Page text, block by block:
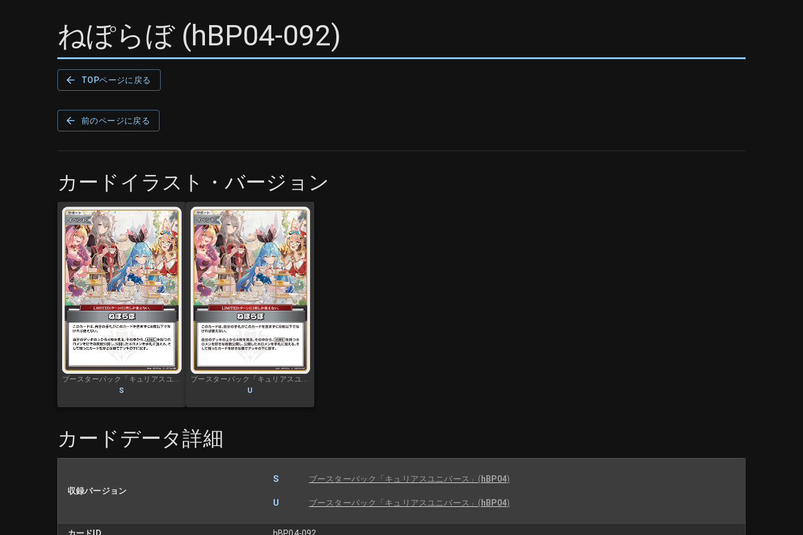
ねぽらぼ(hBP04-092)
TOPページに戻る
前のページに戻る
カードイラスト・バージョン
S
U
カードデータ詳細
収録バージョン
S ブースターパック「キュリアスユニバース」 (hBP04)
U ブースターパック「キュリアスユニバース」 (hBP04)
カードID hBP04-092